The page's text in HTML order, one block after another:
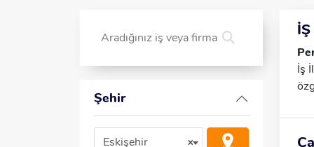
Şehir
×
Eskişehir
İş